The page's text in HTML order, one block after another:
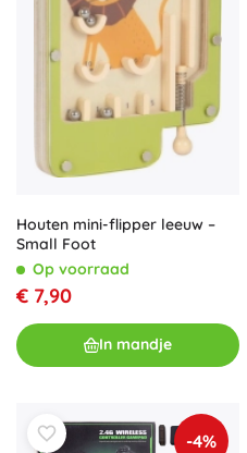
Houten mini-flipper leeuw –
Small Foot
Op voorraad
€ 7,90
In mandje
-4%